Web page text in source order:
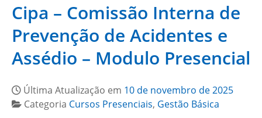
Cipa – Comissão Interna de
Prevenção de Acidentes e
Assédio – Modulo Presencial
Última Atualização em 10 de novembro de 2025
Categoria Cursos Presenciais, Gestão Básica